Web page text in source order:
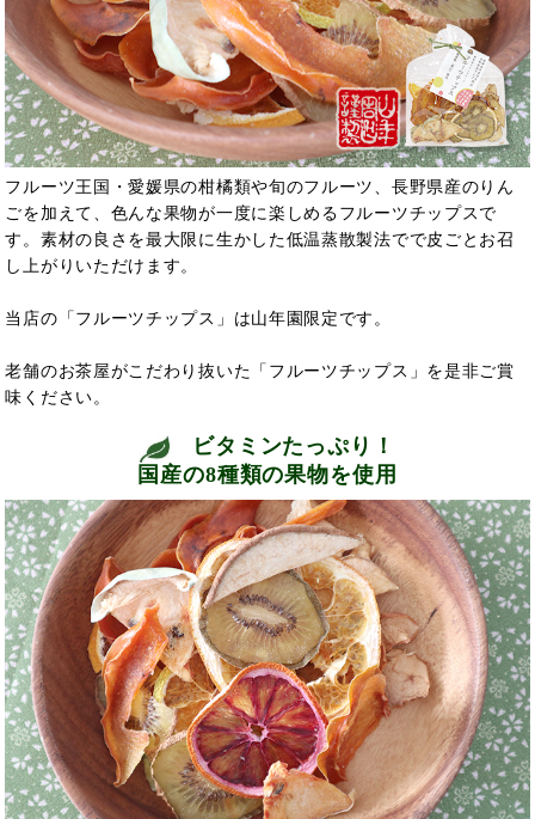
フルーツ王国・愛媛県の柑橘類や旬のフルーツ、長野県産のりん
ごを加えて、色んな果物が一度に楽しめるフルーツチップスで
す。素材の良さを最大限に生かした低温蒸散製法でで皮ごとお召
し上がりいただけます。
当店の「フルーツチップス」は山年園限定です。
老舗のお茶屋がこだわり抜いた「フルーツチップス」を是非ご賞
味ください。
ビタミンたっぷり！
国産の8種類の果物を使用